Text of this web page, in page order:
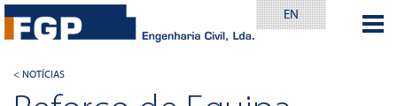
EN
< NOTÍCIAS